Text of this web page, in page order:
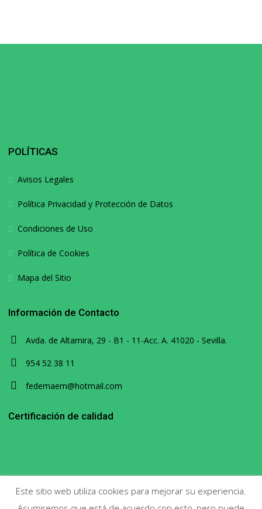
POLÍTICAS
Avisos Legales
Política Privacidad y Protección de Datos
Condiciones de Uso
Política de Cookies
Mapa del Sitio
Información de Contacto
Avda. de Altamira, 29 - B1 - 11-Acc. A. 41020 - Sevilla.
954 52 38 11
fedemaem@hotmail.com
Certificación de calidad
Este sitio web utiliza cookies para mejorar su experiencia.